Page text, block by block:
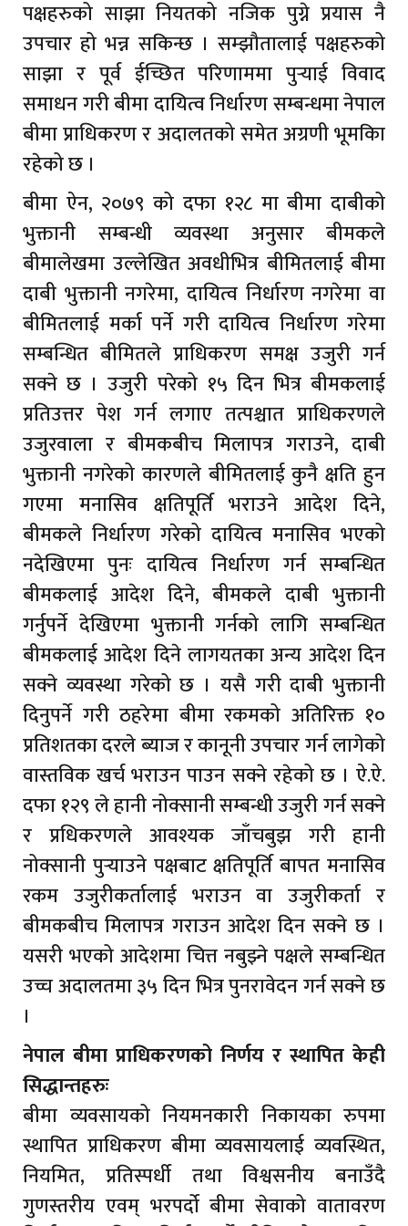
पक्षहरुको साझा नियतको नजिक पुग्ने प्रयास नै
उपचार हो भन्न सकिन्छ । सम्झौतालाई पक्षहरुको
साझा र पूर्व ईच्छित परिणाममा पुर्‍याई विवाद
समाधन गरी बीमा दायित्व निर्धारण सम्बन्धमा नेपाल
बीमा प्राधिकरण र अदालतको समेत अग्रणी भूमकिा
रहेको छ ।
बीमा ऐन, २०७९ को दफा १२८ मा बीमा दाबीको
भुक्तानी सम्बन्धी व्यवस्था अनुसार बीमकले
बीमालेखमा उल्लेखित अवधीभित्र बीमितलाई बीमा
दाबी भुक्तानी नगरेमा, दायित्व निर्धारण नगरेमा वा
बीमितलाई मर्का पर्ने गरी दायित्व निर्धारण गरेमा
सम्बन्धित बीमितले प्राधिकरण समक्ष उजुरी गर्न
सक्ने छ । उजुरी परेको १५ दिन भित्र बीमकलाई
प्रतिउत्तर पेश गर्न लगाए तत्पश्चात प्राधिकरणले
उजुरवाला र बीमकबीच मिलापत्र गराउने, दाबी
भुक्तानी नगरेको कारणले बीमितलाई कुनै क्षति हुन
गएमा मनासिव क्षतिपूर्ति भराउने आदेश दिने,
बीमकले निर्धारण गरेको दायित्व मनासिव भएको
नदेखिएमा पुनः दायित्व निर्धारण गर्न सम्बन्धित
बीमकलाई आदेश दिने, बीमकले दाबी भुक्तानी
गर्नुपर्ने देखिएमा भुक्तानी गर्नको लागि सम्बन्धित
बीमकलाई आदेश दिने लागयतका अन्य आदेश दिन
सक्ने व्यवस्था गरेको छ । यसै गरी दाबी भुक्तानी
दिनुपर्ने गरी ठहरेमा बीमा रकमको अतिरिक्त १०
प्रतिशतका दरले ब्याज र कानूनी उपचार गर्न लागेको
वास्तविक खर्च भराउन पाउन सक्ने रहेको छ । ऐ.ऐ.
दफा १२९ ले हानी नोक्सानी सम्बन्धी उजुरी गर्न सक्ने
र प्रधिकरणले आवश्यक जाँचबुझ गरी हानी
नोक्सानी पुर्‍याउने पक्षबाट क्षतिपूर्ति बापत मनासिव
रकम उजुरीकर्तालाई भराउन वा उजुरीकर्ता र
बीमकबीच मिलापत्र गराउन आदेश दिन सक्ने छ ।
यसरी भएको आदेशमा चित्त नबुझ्ने पक्षले सम्बन्धित
उच्च अदालतमा ३५ दिन भित्र पुनरावेदन गर्न सक्ने छ
।
नेपाल बीमा प्राधिकरणको निर्णय र स्थापित केही
सिद्धान्तहरुः
बीमा व्यवसायको नियमनकारी निकायका रुपमा
स्थापित प्राधिकरण बीमा व्यवसायलाई व्यवस्थित,
नियमित, प्रतिस्पर्धी तथा विश्वसनीय बनाउँदै
गुणस्तरीय एवम् भरपर्दो बीमा सेवाको वातावरण